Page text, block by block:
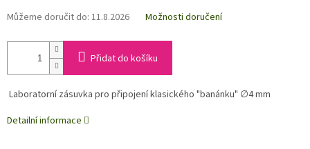
Můžeme doručit do: 11.8.2026 Možnosti doručení
Přidat do košíku
Laboratorní zásuvka pro připojení klasického "banánku" ∅4 mm
Detailní informace